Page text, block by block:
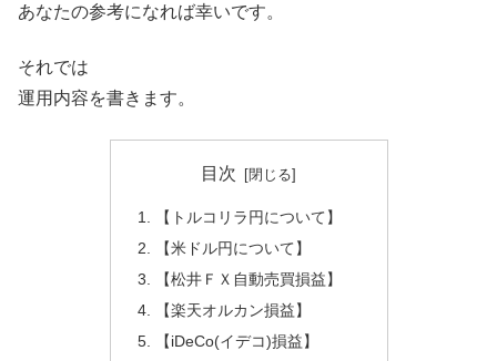
あなたの参考になれば幸いです。
それでは
運用内容を書きます。
目次
【トルコリラ円について】
【米ドル円について】
【松井ＦＸ自動売買損益】
【楽天オルカン損益】
【iDeCo(イデコ)損益】